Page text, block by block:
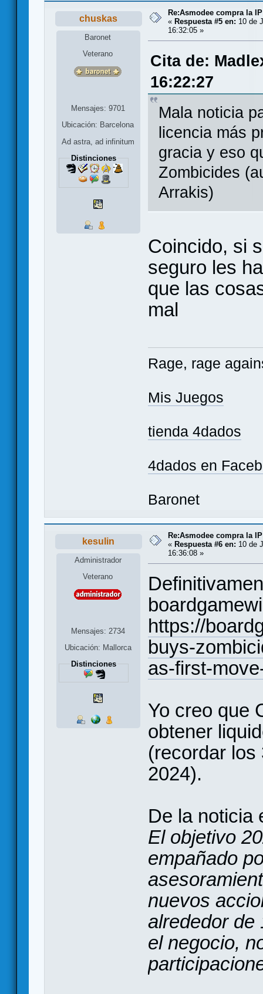
chuskas
Baronet
Veterano
Mensajes: 9701
Ubicación: Barcelona
Ad astra, ad infinitum
Distinciones
Re:Asmodee compra la
« Respuesta #5 en: 10 de
16:32:05 »
Cita de:
16:22:27
Mala noticia
licencia más
gracia y eso
Zombicides
Arrakis)
Coincido, si
seguro les
que las
mal
Rage, rage
Mis Juegos
tienda 4dados
4dados en
Baronet
kesulin
Administrador
Veterano
Mensajes: 2734
Ubicación: Mallorca
Distinciones
Re:Asmodee compra la
« Respuesta #6 en: 10 de
16:36:08 »
https://
buys-
as-first-
Yo creo que
obtener
(recordar los
2024).
De la noticia
El objetivo
empañado
nuevos
alrededor de
el negocio,